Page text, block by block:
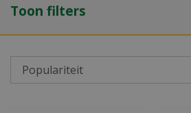
Toon filters